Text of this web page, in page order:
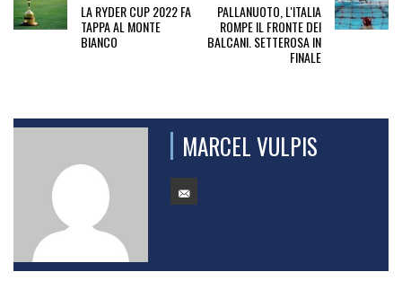
LA RYDER CUP 2022 FA
TAPPA AL MONTE
BIANCO
PALLANUOTO, L'ITALIA
ROMPE IL FRONTE DEI
BALCANI. SETTEROSA IN
FINALE
MARCEL VULPIS